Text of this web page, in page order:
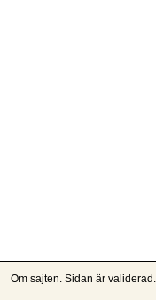
Om sajten. Sidan är validerad